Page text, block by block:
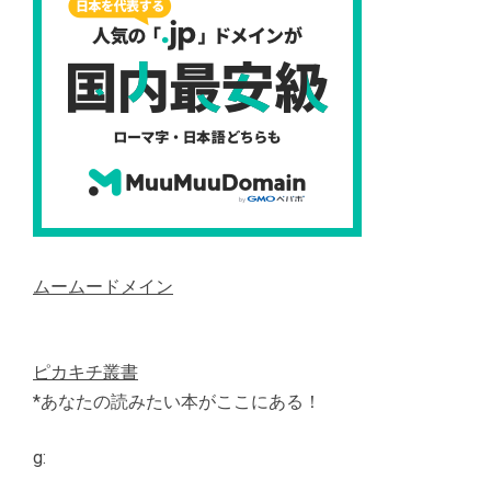
ムームードメイン
ピカキチ叢書
*あなたの読みたい本がここにある！
g: